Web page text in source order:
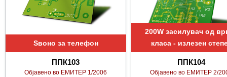
Ѕвоно за телефон
ППК103
Објавено во ЕМИТЕР 1/2006
200W засилувач од
класа - излезен
ППК104
Објавено во ЕМИТЕР 2/